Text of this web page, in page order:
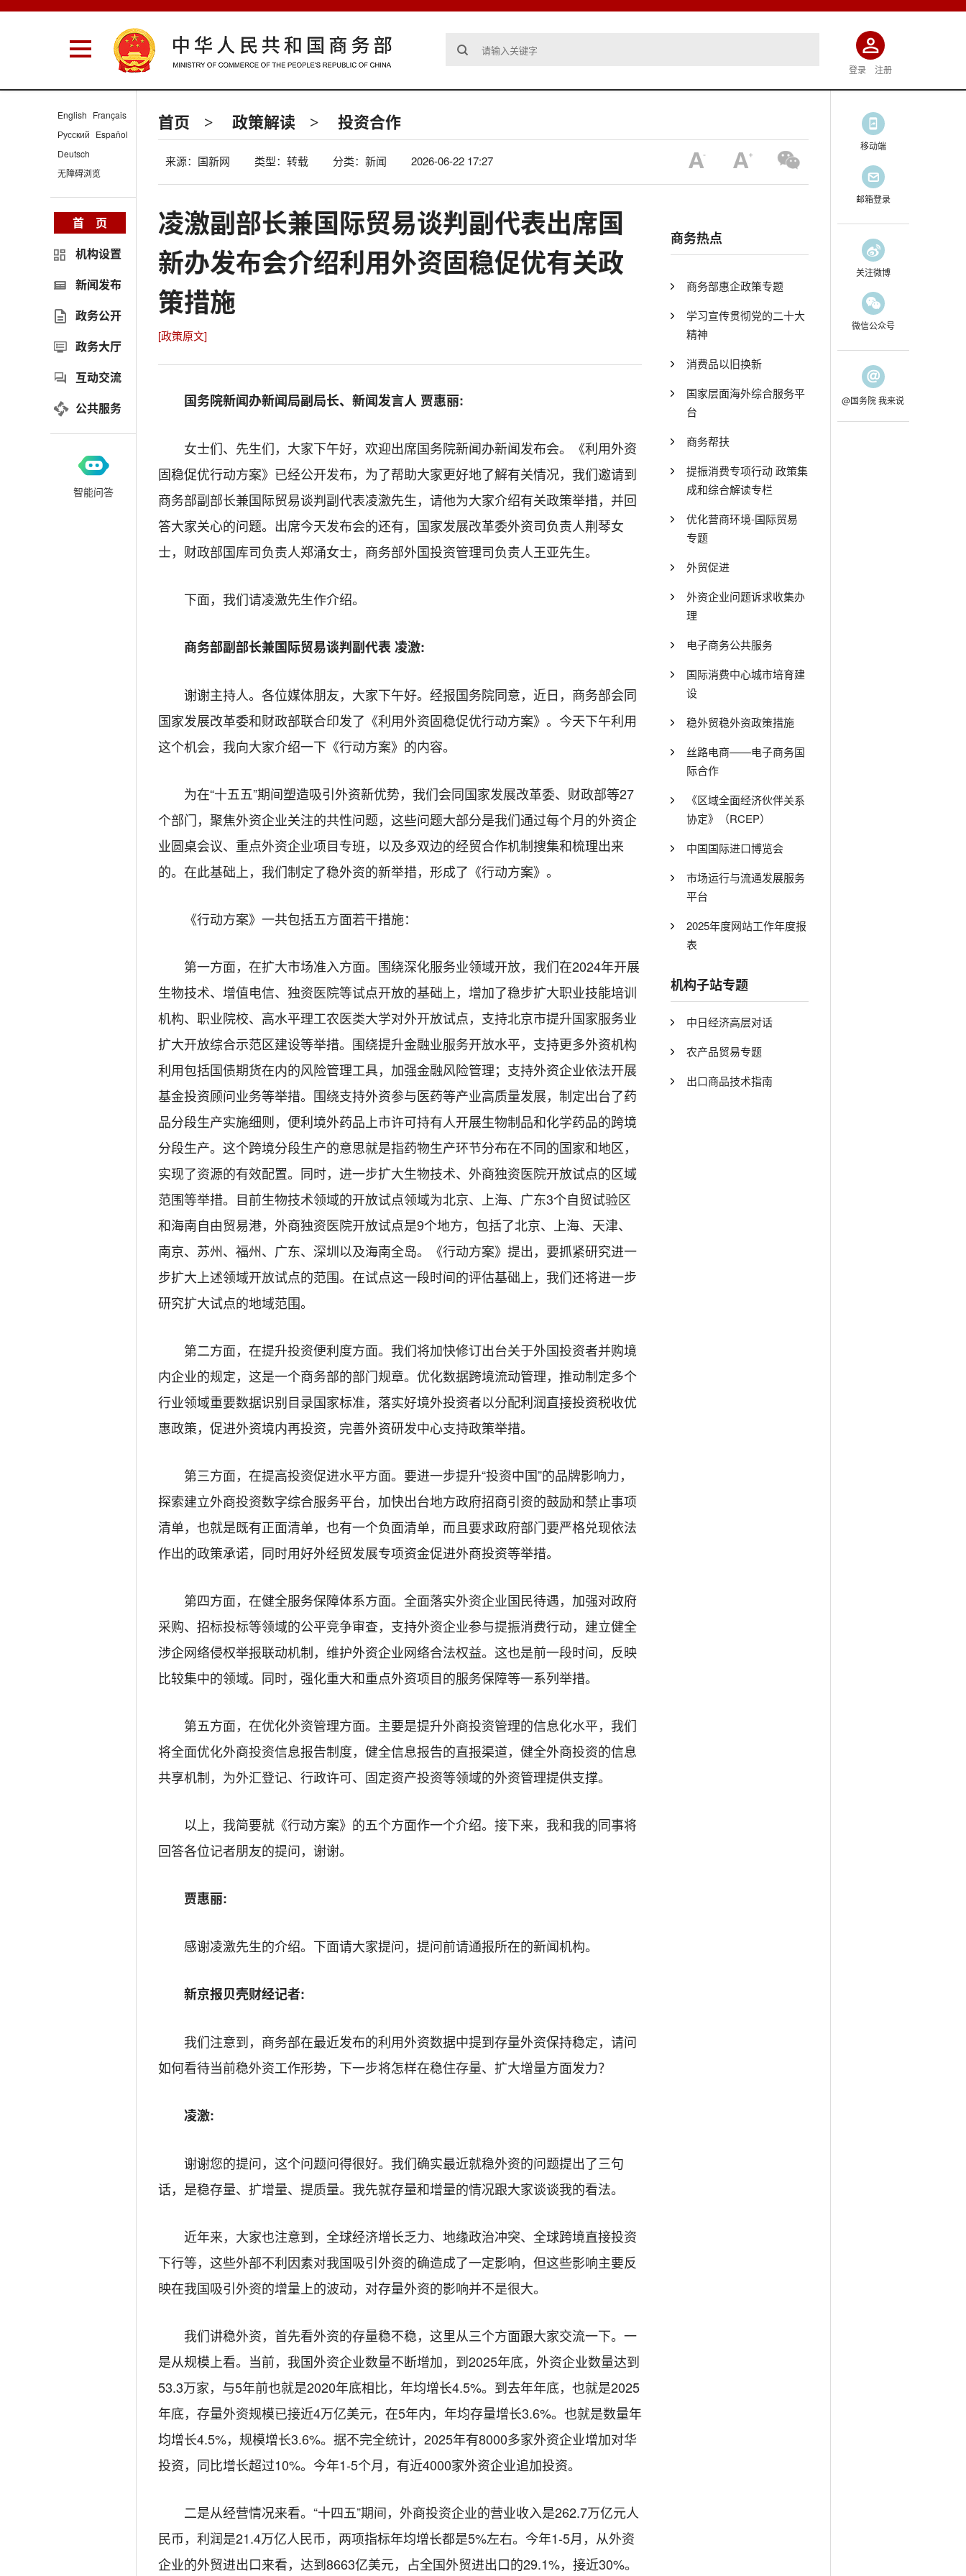
登录 注册
首页 > 政策解读 > 投资合作
来源：国新网 类型：转载 分类：新闻 2026-06-22 17:27
凌激副部长兼国际贸易谈判副代表出席国
新办发布会介绍利用外资固稳促优有关政
策措施
[政策原文]
国务院新闻办新闻局副局长、新闻发言人 贾惠丽:
女士们、先生们，大家下午好，欢迎出席国务院新闻办新闻发布会。《利用外资
固稳促优行动方案》已经公开发布，为了帮助大家更好地了解有关情况，我们邀请到
商务部副部长兼国际贸易谈判副代表凌激先生，请他为大家介绍有关政策举措，并回
答大家关心的问题。出席今天发布会的还有，国家发展改革委外资司负责人荆琴女
士，财政部国库司负责人郑涌女士，商务部外国投资管理司负责人王亚先生。
下面，我们请凌激先生作介绍。
商务部副部长兼国际贸易谈判副代表 凌激:
谢谢主持人。各位媒体朋友，大家下午好。经报国务院同意，近日，商务部会同
国家发展改革委和财政部联合印发了《利用外资固稳促优行动方案》。今天下午利用
这个机会，我向大家介绍一下《行动方案》的内容。
为在“十五五”期间塑造吸引外资新优势，我们会同国家发展改革委、财政部等27
个部门，聚焦外资企业关注的共性问题，这些问题大部分是我们通过每个月的外资企
业圆桌会议、重点外资企业项目专班，以及多双边的经贸合作机制搜集和梳理出来
的。在此基础上，我们制定了稳外资的新举措，形成了《行动方案》。
《行动方案》一共包括五方面若干措施：
第一方面，在扩大市场准入方面。围绕深化服务业领域开放，我们在2024年开展
生物技术、增值电信、独资医院等试点开放的基础上，增加了稳步扩大职业技能培训
机构、职业院校、高水平理工农医类大学对外开放试点，支持北京市提升国家服务业
扩大开放综合示范区建设等举措。围绕提升金融业服务开放水平，支持更多外资机构
利用包括国债期货在内的风险管理工具，加强金融风险管理；支持外资企业依法开展
基金投资顾问业务等举措。围绕支持外资参与医药等产业高质量发展，制定出台了药
品分段生产实施细则，便利境外药品上市许可持有人开展生物制品和化学药品的跨境
分段生产。这个跨境分段生产的意思就是指药物生产环节分布在不同的国家和地区，
实现了资源的有效配置。同时，进一步扩大生物技术、外商独资医院开放试点的区域
范围等举措。目前生物技术领域的开放试点领域为北京、上海、广东3个自贸试验区
和海南自由贸易港，外商独资医院开放试点是9个地方，包括了北京、上海、天津、
南京、苏州、福州、广东、深圳以及海南全岛。《行动方案》提出，要抓紧研究进一
步扩大上述领域开放试点的范围。在试点这一段时间的评估基础上，我们还将进一步
研究扩大试点的地域范围。
第二方面，在提升投资便利度方面。我们将加快修订出台关于外国投资者并购境
内企业的规定，这是一个商务部的部门规章。优化数据跨境流动管理，推动制定多个
行业领域重要数据识别目录国家标准，落实好境外投资者以分配利润直接投资税收优
惠政策，促进外资境内再投资，完善外资研发中心支持政策举措。
第三方面，在提高投资促进水平方面。要进一步提升“投资中国”的品牌影响力，
探索建立外商投资数字综合服务平台，加快出台地方政府招商引资的鼓励和禁止事项
清单，也就是既有正面清单，也有一个负面清单，而且要求政府部门要严格兑现依法
作出的政策承诺，同时用好外经贸发展专项资金促进外商投资等举措。
第四方面，在健全服务保障体系方面。全面落实外资企业国民待遇，加强对政府
采购、招标投标等领域的公平竞争审查，支持外资企业参与提振消费行动，建立健全
涉企网络侵权举报联动机制，维护外资企业网络合法权益。这也是前一段时间，反映
比较集中的领域。同时，强化重大和重点外资项目的服务保障等一系列举措。
第五方面，在优化外资管理方面。主要是提升外商投资管理的信息化水平，我们
将全面优化外商投资信息报告制度，健全信息报告的直报渠道，健全外商投资的信息
共享机制，为外汇登记、行政许可、固定资产投资等领域的外资管理提供支撑。
以上，我简要就《行动方案》的五个方面作一个介绍。接下来，我和我的同事将
回答各位记者朋友的提问，谢谢。
贾惠丽:
感谢凌激先生的介绍。下面请大家提问，提问前请通报所在的新闻机构。
新京报贝壳财经记者:
我们注意到，商务部在最近发布的利用外资数据中提到存量外资保持稳定，请问
如何看待当前稳外资工作形势，下一步将怎样在稳住存量、扩大增量方面发力？
凌激:
谢谢您的提问，这个问题问得很好。我们确实最近就稳外资的问题提出了三句
话，是稳存量、扩增量、提质量。我先就存量和增量的情况跟大家谈谈我的看法。
近年来，大家也注意到，全球经济增长乏力、地缘政治冲突、全球跨境直接投资
下行等，这些外部不利因素对我国吸引外资的确造成了一定影响，但这些影响主要反
映在我国吸引外资的增量上的波动，对存量外资的影响并不是很大。
我们讲稳外资，首先看外资的存量稳不稳，这里从三个方面跟大家交流一下。一
是从规模上看。当前，我国外资企业数量不断增加，到2025年底，外资企业数量达到
53.3万家，与5年前也就是2020年底相比，年均增长4.5%。到去年年底，也就是2025
年底，存量外资规模已接近4万亿美元，在5年内，年均存量增长3.6%。也就是数量年
均增长4.5%，规模增长3.6%。据不完全统计，2025年有8000多家外资企业增加对华
投资，同比增长超过10%。今年1-5个月，有近4000家外资企业追加投资。
二是从经营情况来看。“十四五”期间，外商投资企业的营业收入是262.7万亿元人
民币，利润是21.4万亿人民币，两项指标年均增长都是5%左右。今年1-5月，从外资
企业的外贸进出口来看，达到8663亿美元，占全国外贸进出口的29.1%，接近30%。
商务热点
商务部惠企政策专题
学习宣传贯彻党的二十大
精神
消费品以旧换新
国家层面海外综合服务平
台
商务帮扶
提振消费专项行动 政策集
成和综合解读专栏
优化营商环境-国际贸易
专题
外贸促进
外资企业问题诉求收集办
理
电子商务公共服务
国际消费中心城市培育建
设
稳外贸稳外资政策措施
丝路电商——电子商务国
际合作
《区域全面经济伙伴关系
协定》（RCEP）
中国国际进口博览会
市场运行与流通发展服务
平台
2025年度网站工作年度报
表
机构子站专题
中日经济高层对话
农产品贸易专题
出口商品技术指南
English Français
Русский Español
Deutsch
无障碍浏览
首 页
机构设置
新闻发布
政务公开
政务大厅
互动交流
公共服务
智能问答
移动端
邮箱登录
关注微博
微信公众号
@国务院 我来说